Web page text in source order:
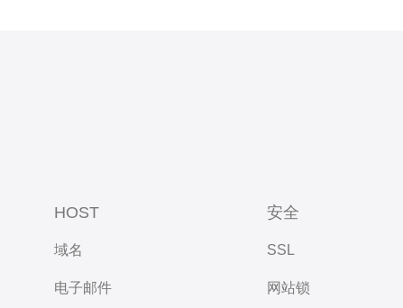
HOST
域名
电子邮件
安全
SSL
网站锁